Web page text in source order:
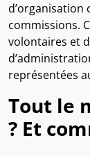
d’organisation
commissions.
volontaires et
représentées
Tout le
? Et